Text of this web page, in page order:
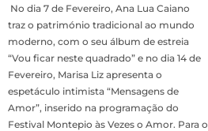
No dia 7 de Fevereiro, Ana Lua Caiano
traz o património tradicional ao mundo
moderno, com o seu álbum de estreia
“Vou ficar neste quadrado” e no dia 14 de
Fevereiro, Marisa Liz apresenta o
espetáculo intimista “Mensagens de
Amor”, inserido na programação do
Festival Montepio às Vezes o Amor. Para o